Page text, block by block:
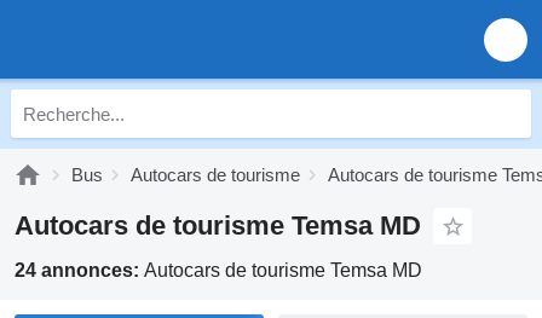
Bus Autocars de tourisme Autocars de tourisme
Autocars de tourisme Temsa MD
24 annonces: Autocars de tourisme Temsa MD